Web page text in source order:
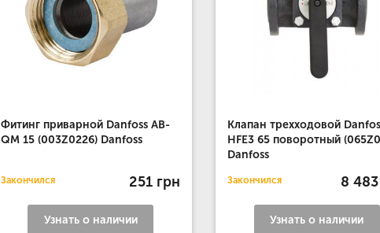
Фитинг приварной Danfoss AB-
QM 15 (003Z0226) Danfoss
Закончился 251 грн
Узнать о наличии
Клапан трехходовой
HFE3 65 поворотный
Danfoss
Закончился 8
Узнать о наличии